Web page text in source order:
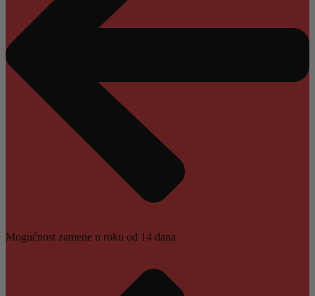
Mogućnost zamene u roku od 14 dana